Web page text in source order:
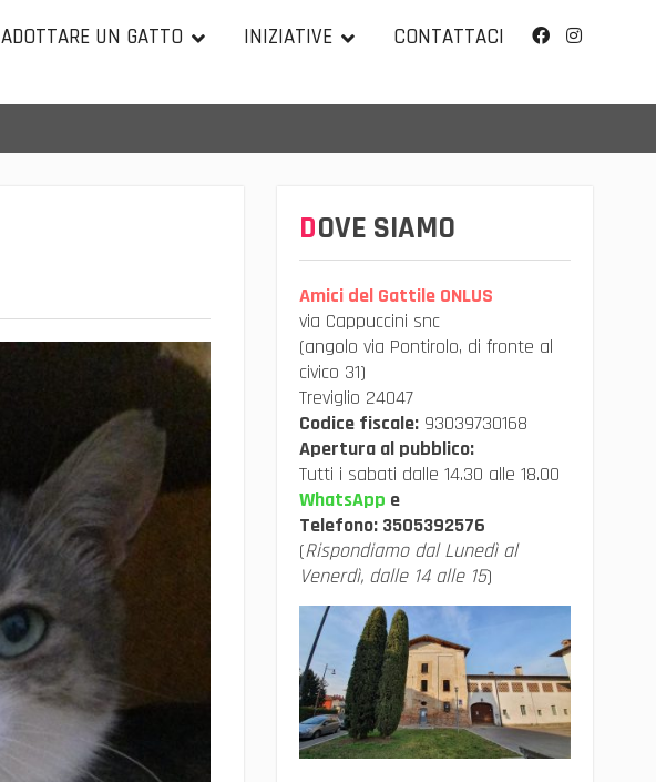
ADOTTARE UN GATTO INIZIATIVE CONTATTACI
DOVE SIAMO
Amici del Gattile ONLUS
via Cappuccini snc
(angolo via Pontirolo, di fronte al
civico 31)
Treviglio 24047
Codice fiscale: 93039730168
Apertura al pubblico:
Tutti i sabati dalle 14.30 alle 18.00
WhatsApp e
Telefono: 3505392576
(Rispondiamo dal Lunedì al
Venerdì, dalle 14 alle 15)